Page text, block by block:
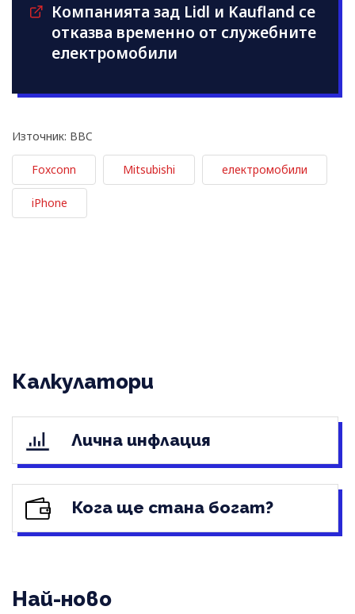
Компанията зад Lidl и Kaufland се
отказва временно от служебните
електромобили
Източник: BBC
Foxconn Mitsubishi електромобили
iPhone
Калкулатори
Лична инфлация
Кога ще стана богат?
Най-ново